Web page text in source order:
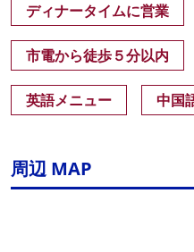
ディナータイムに営業
市電から徒歩５分以内
英語メニュー 中国
周辺 MAP